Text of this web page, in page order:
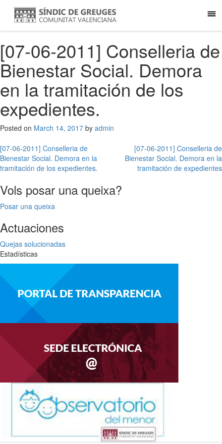
[07-06-2011] Conselleria de
Bienestar Social. Demora
en la tramitación de los
expedientes.
Posted on March 14, 2017 by admin
Post
navigation
[07-06-2011] Conselleria de
Bienestar Social. Demora en la
tramitación de los expedientes.
[07-06-2011] Conselleria de
Bienestar Social. Demora en la
tramitación de expedientes
Vols posar una queixa?
Posar una queixa
Actuaciones
Quejas solucionadas
Estadísticas